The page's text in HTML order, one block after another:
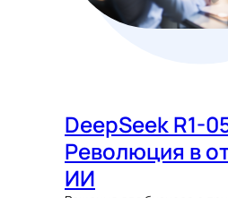
DeepSeek R1-
Революция в
ИИ